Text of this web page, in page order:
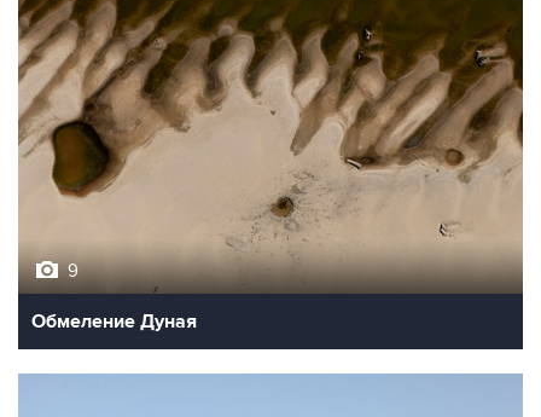
9
Обмеление Дуная